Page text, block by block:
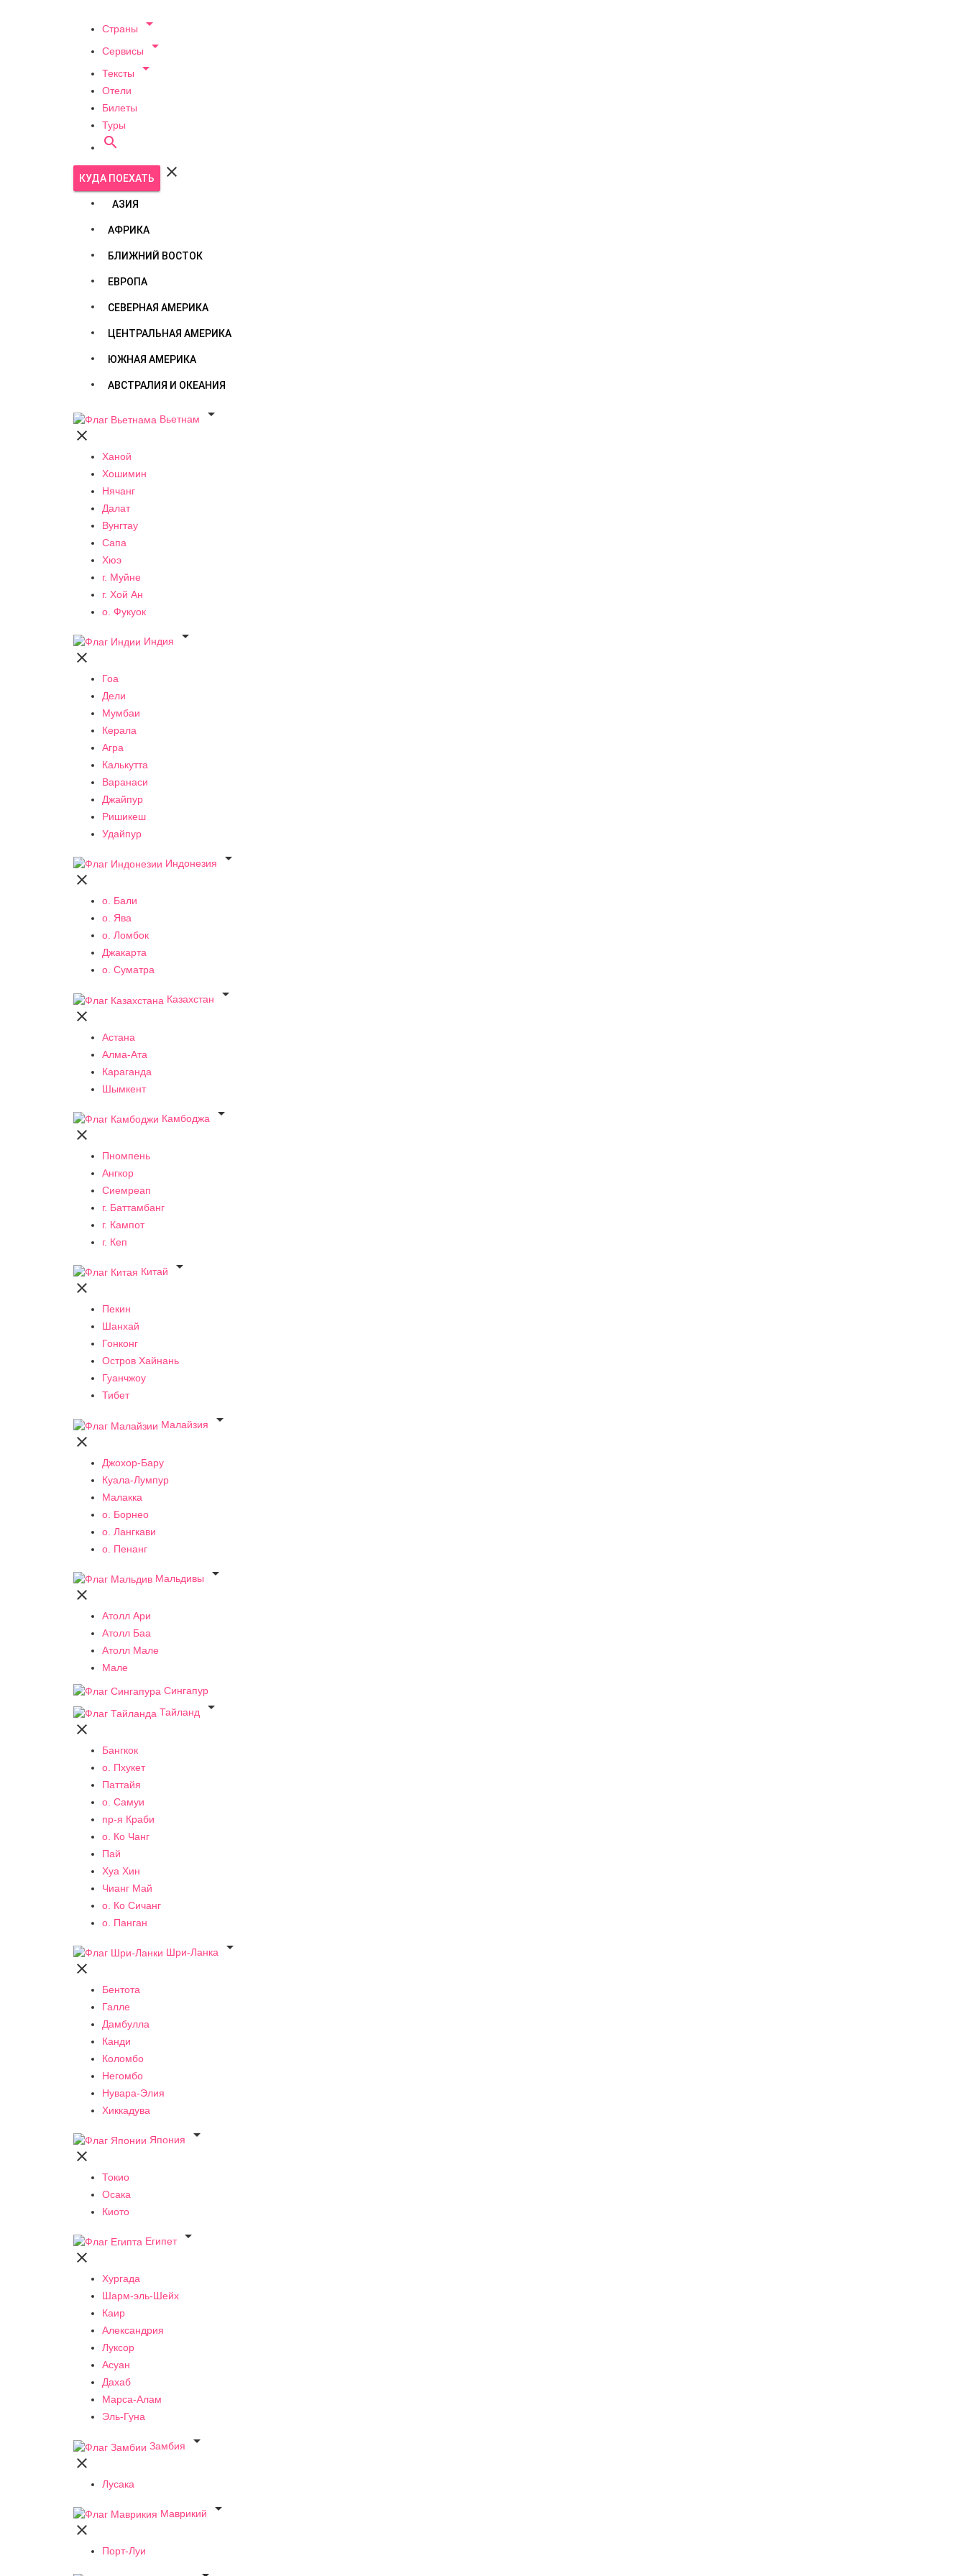
Страны 
Сервисы 
Тексты 
Отели
Билеты
Туры

КУДА ПОЕХАТЬ 
АЗИЯ
АФРИКА
БЛИЖНИЙ ВОСТОК
ЕВРОПА
СЕВЕРНАЯ АМЕРИКА
ЦЕНТРАЛЬНАЯ АМЕРИКА
ЮЖНАЯ АМЕРИКА
АВСТРАЛИЯ И ОКЕАНИЯ
Вьетнам


Ханой
Хошимин
Нячанг
Далат
Вунгтау
Сапа
Хюэ
г. Муйне
г. Хой Ан
о. Фукуок
Индия


Гоа
Дели
Мумбаи
Керала
Агра
Калькутта
Варанаси
Джайпур
Ришикеш
Удайпур
Индонезия


о. Бали
о. Ява
о. Ломбок
Джакарта
о. Суматра
Казахстан


Астана
Алма-Ата
Караганда
Шымкент
Камбоджа


Пномпень
Ангкор
Сиемреап
г. Баттамбанг
г. Кампот
г. Кеп
Китай


Пекин
Шанхай
Гонконг
Остров Хайнань
Гуанчжоу
Тибет
Малайзия


Джохор-Бару
Куала-Лумпур
Малакка
о. Борнео
о. Лангкави
о. Пенанг
Мальдивы


Атолл Ари
Атолл Баа
Атолл Мале
Мале
Сингапур
Тайланд


Бангкок
о. Пхукет
Паттайя
о. Самуи
пр-я Краби
о. Ко Чанг
Пай
Хуа Хин
Чианг Май
о. Ко Сичанг
о. Панган
Шри-Ланка


Бентота
Галле
Дамбулла
Канди
Коломбо
Негомбо
Нувара-Элия
Хиккадува
Япония


Токио
Осака
Киото
Египет


Хургада
Шарм-эль-Шейх
Каир
Александрия
Луксор
Асуан
Дахаб
Марса-Алам
Эль-Гуна
Замбия


Лусака
Маврикий


Порт-Луи